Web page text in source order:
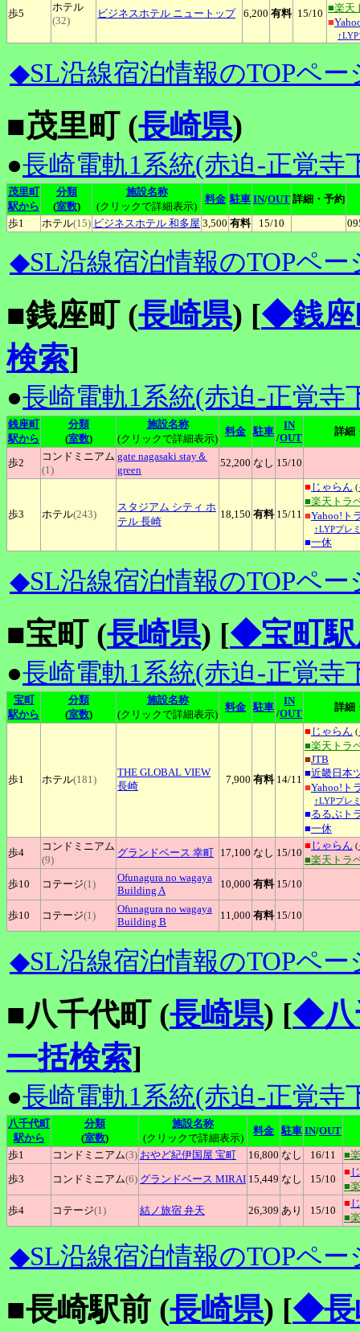
歩5
ホテル
(32)
ビジネスホテル ニュートップ 6,200 有料 15/10 ■楽天
■
◆SL沿線宿泊情報のTOPペー
■茂里町 (長崎県)
●長崎電軌1系統(赤迫-正覚寺
茂里町
駅から
分類
(室数)
施設名称
(クリックで詳細表示)
料金 駐車 IN/OUT 詳細・予約
歩1
ホテル(15) ビジネスホテル 和多屋 3,500 有料 15/10
◆SL沿線宿泊情報のTOPペー
■銭座町 (長崎県) [◆銭座
検索]
●長崎電軌1系統(赤迫-正覚寺
銭座町
駅から
分類
(室数)
施設名称
(クリックで詳細表示)
料金 駐車
IN
/OUT
詳細
歩2
コンドミニアム
(1)
gate nagasaki stay＆
green
52,200 なし 15/10
歩3 ホテル(243)
スタジアム シティ ホ
テル 長崎
18,150 有料 15/11
■ じゃらん (
■楽天トラ
■Yahoo!ト
↑LYPプレ
■一休
◆SL沿線宿泊情報のTOPペー
■宝町 (長崎県) [◆宝町駅
●長崎電軌1系統(赤迫-正覚寺
宝町
駅から
分類
(室数)
施設名称
(クリックで詳細表示)
料金 駐車
IN
/OUT
詳細
歩1 ホテル(181)
THE GLOBAL VIEW
長崎
7,900 有料 14/11
■ じゃらん (
■楽天トラ
■JTB
■近畿日本
■Yahoo!ト
↑LYPプレ
■るるぶト
■一休
歩4
コンドミニアム
(9)
グランドベース 幸町 17,100 なし 15/10
■ じゃらん (
■楽天トラ
歩10
コテージ(1)
Ofunagura no wagaya
Building A
10,000 有料 15/10
歩10 コテージ(1)
Ofunagura no wagaya
Building B
11,000 有料 15/10
◆SL沿線宿泊情報のTOPペー
■八千代町 (長崎県) [◆八
一括検索]
●長崎電軌1系統(赤迫-正覚寺
八千代町
駅から
分類
(室数)
施設名称
(クリックで詳細表示)
料金 駐車 IN/OUT
歩1
コンドミニアム(3) おやど紀伊国屋 宝町 16,800 なし 16/11
■
歩3
コンドミニアム(6) グランドベース MIRAI 15,449 なし 15/10
■
■
歩4
コテージ(1) 結ノ旅宿 弁天 26,309 あり 15/10
■
■
◆SL沿線宿泊情報のTOPペー
■長崎駅前 (長崎県) [◆長